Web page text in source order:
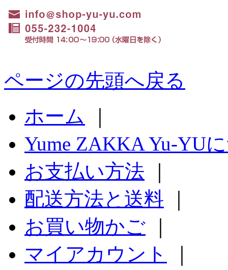
ページの先頭へ戻る
ホーム
Yume ZAKKA Yu-YU
お支払い方法
配送方法と送料
お買い物かご
マイアカウント